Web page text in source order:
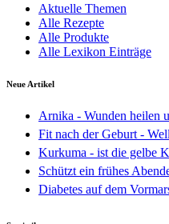
Aktuelle Themen
Alle Rezepte
Alle Produkte
Alle Lexikon Einträge
Neue Artikel
Arnika - Wunden heilen
Fit nach der Geburt -
Kurkuma - ist die gelbe
Schützt ein frühes
Diabetes auf dem